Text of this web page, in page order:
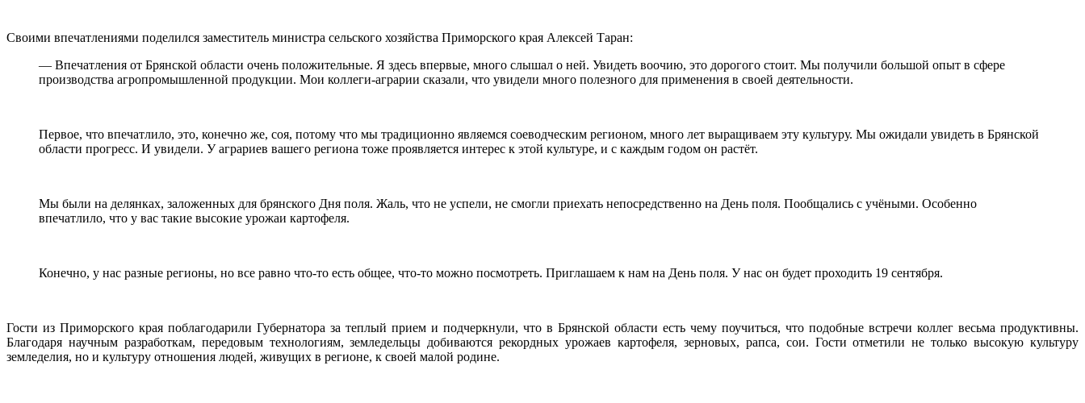
Своими впечатлениями поделился заместитель министра сельского хозяйства Приморского края Алексей Таран:
— Впечатления от Брянской области очень положительные. Я здесь впервые, много слышал о ней. Увидеть воочию, это дорогого стоит. Мы получили большой опыт в сфере
производства агропромышленной продукции. Мои коллеги-аграрии сказали, что увидели много полезного для применения в своей деятельности.
Первое, что впечатлило, это, конечно же, соя, потому что мы традиционно являемся соеводческим регионом, много лет выращиваем эту культуру. Мы ожидали увидеть в Брянской
области прогресс. И увидели. У аграриев вашего региона тоже проявляется интерес к этой культуре, и с каждым годом он растёт.
Мы были на делянках, заложенных для брянского Дня поля. Жаль, что не успели, не смогли приехать непосредственно на День поля. Пообщались с учёными. Особенно
впечатлило, что у вас такие высокие урожаи картофеля.
Конечно, у нас разные регионы, но все равно что-то есть общее, что-то можно посмотреть. Приглашаем к нам на День поля. У нас он будет проходить 19 сентября.
Гости из Приморского края поблагодарили Губернатора за теплый прием и подчеркнули, что в Брянской области есть чему поучиться, что подобные встречи коллег весьма продуктивны.
Благодаря научным разработкам, передовым технологиям, земледельцы добиваются рекордных урожаев картофеля, зерновых, рапса, сои. Гости отметили не только высокую культуру
земледелия, но и культуру отношения людей, живущих в регионе, к своей малой родине.